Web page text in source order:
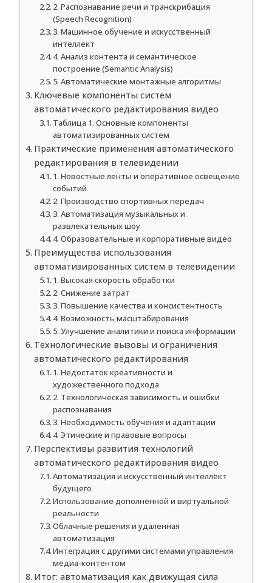
2. Распознавание речи и транскрибация
(Speech Recognition)
3. Машинное обучение и искусственный
интеллект
4. Анализ контента и семантическое
построение (Semantic Analysis)
5. Автоматические монтажные алгоритмы
Ключевые компоненты систем
автоматического редактирования видео
Таблица 1. Основные компоненты
автоматизированных систем
Практические применения автоматического
редактирования в телевидении
1. Новостные ленты и оперативное освещение
событий
2. Производство спортивных передач
3. Автоматизация музыкальных и
развлекательных шоу
4. Образовательные и корпоративные видео
Преимущества использования
автоматизированных систем в телевидении
1. Высокая скорость обработки
2. Снижение затрат
3. Повышение качества и консистентность
4. Возможность масштабирования
5. Улучшение аналитики и поиска информации
Технологические вызовы и ограничения
автоматического редактирования
1. Недостаток креативности и
художественного подхода
2. Технологическая зависимость и ошибки
распознавания
3. Необходимость обучения и адаптации
4. Этические и правовые вопросы
Перспективы развития технологий
автоматического редактирования видео
Автоматизация и искусственный интеллект
будущего
Использование дополненной и виртуальной
реальности
Облачные решения и удаленная
автоматизация
Интеграция с другими системами управления
медиа-контентом
Итог: автоматизация как движущая сила